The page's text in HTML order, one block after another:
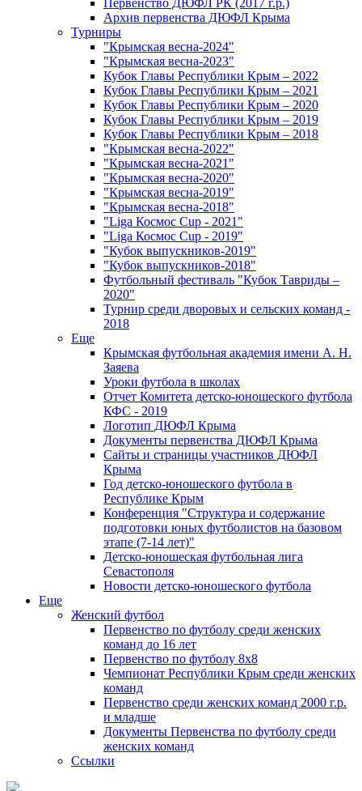
Первенство ДЮФЛ РК (2017 г.р.)
Архив первенства ДЮФЛ Крыма
Турниры
"Крымская весна-2024"
"Крымская весна-2023"
Кубок Главы Республики Крым – 2022
Кубок Главы Республики Крым – 2021
Кубок Главы Республики Крым – 2020
Кубок Главы Республики Крым – 2019
Кубок Главы Республики Крым – 2018
"Крымская весна-2022"
"Крымская весна-2021"
"Крымская весна-2020"
"Крымская весна-2019"
"Крымская весна-2018"
"Liga Космос Cup - 2021"
"Liga Космос Cup - 2019"
"Кубок выпускников-2019"
"Кубок выпускников-2018"
Футбольный фестиваль "Кубок Тавриды –
2020"
Турнир среди дворовых и сельских команд -
2018
Еще
Крымская футбольная академия имени А. Н.
Заяева
Уроки футбола в школах
Отчет Комитета детско-юношеского футбола
КФС - 2019
Логотип ДЮФЛ Крыма
Документы первенства ДЮФЛ Крыма
Сайты и страницы участников ДЮФЛ
Крыма
Год детско-юношеского футбола в
Республике Крым
Конференция "Структура и содержание
подготовки юных футболистов на базовом
этапе (7-14 лет)"
Детско-юношеская футбольная лига
Севастополя
Новости детско-юношеского футбола
Еще
Женский футбол
Первенство по футболу среди женских
команд до 16 лет
Первенство по футболу 8х8
Чемпионат Республики Крым среди женских
команд
Первенство среди женских команд 2000 г.р.
и младше
Документы Первенства по футболу среди
женских команд
Ссылки